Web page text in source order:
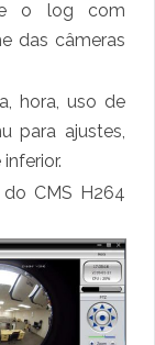
e o log com
das câmeras
hora, uso de
para ajustes,
CMS H264